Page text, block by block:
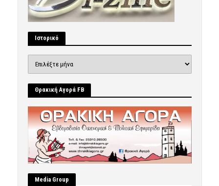
Ιστορικό
Θρακική Αγορά FB
Μedia Group